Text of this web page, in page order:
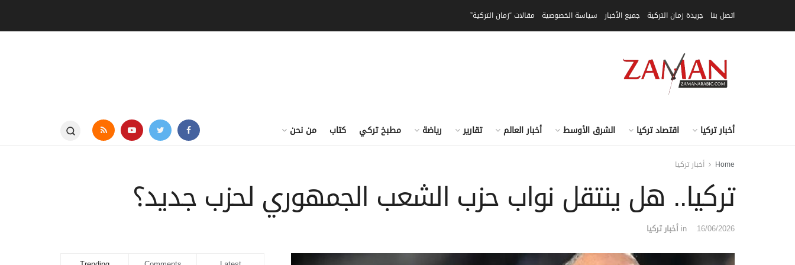
اتصل بنا جريدة زمان التركية جميع الأخبار سياسة الخصوصية مقالات “زمان التركية”
أخبار تركيا اقتصاد تركيا الشرق الأوسط أخبار العالم تقارير رياضة مطبخ تركي كتاب من نحن
Home أخبار تركيا
تركيا.. هل ينتقل نواب حزب الشعب الجمهوري لحزب جديد؟
16/06/2026
in أخبار تركيا